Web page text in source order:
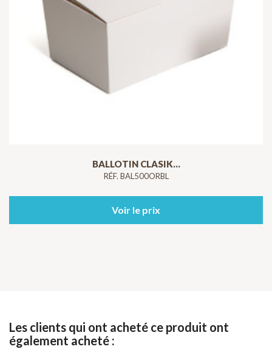
BALLOTIN CLASIK...
RÉF. BAL500ORBL
Voir le prix
Les clients qui ont acheté ce produit ont
également acheté :